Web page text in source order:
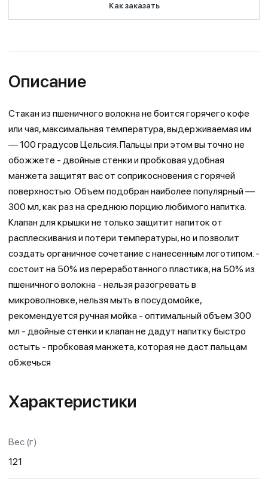
Как заказать
Описание
Стакан из пшеничного волокна не боится горячего кофе
или чая, максимальная температура, выдерживаемая им
— 100 градусов Цельсия. Пальцы при этом вы точно не
обожжете - двойные стенки и пробковая удобная
манжета защитят вас от соприкосновения с горячей
поверхностью. Объем подобран наиболее популярный —
300 мл, как раз на среднюю порцию любимого напитка.
Клапан для крышки не только защитит напиток от
расплескивания и потери температуры, но и позволит
создать органичное сочетание с нанесенным логотипом. -
состоит на 50% из переработанного пластика, на 50% из
пшеничного волокна - нельзя разогревать в
микроволновке, нельзя мыть в посудомойке,
рекомендуется ручная мойка - оптимальный объем 300
мл - двойные стенки и клапан не дадут напитку быстро
остыть - пробковая манжета, которая не даст пальцам
обжечься
Характеристики
Вес (г)
121